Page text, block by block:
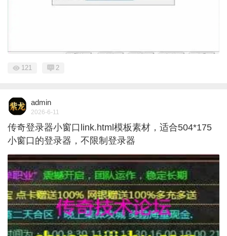
121 2
admin
2026-6-11
传奇登录器小窗口link.html模板素材，适合504*175
小窗口的登录器，不限制登录器